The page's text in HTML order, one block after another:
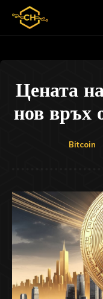
Цената
нов връх
Bitcoin